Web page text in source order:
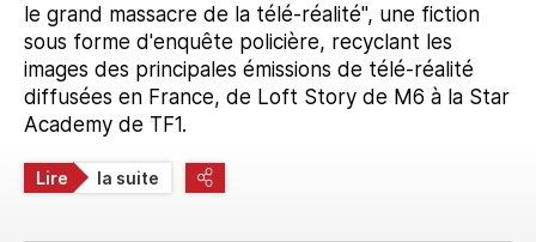
le grand massacre de la télé-réalité", une fiction
sous forme d'enquête policière, recyclant les
images des principales émissions de télé-réalité
diffusées en France, de Loft Story de M6 à la Star
Academy de TF1.
Lire la suite